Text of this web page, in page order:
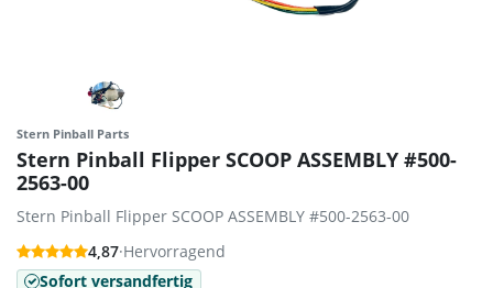
Stern Pinball Parts
Stern Pinball Flipper SCOOP ASSEMBLY #500-
2563-00
Stern Pinball Flipper SCOOP ASSEMBLY #500-2563-00
4,87·Hervorragend
Sofort versandfertig